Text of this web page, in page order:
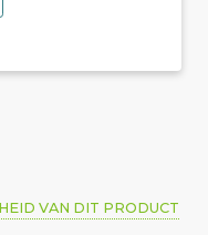
VAN DIT PRODUCT